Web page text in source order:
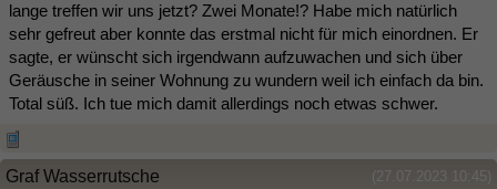
lange treffen wir uns jetzt? Zwei Monate!? Habe mich natürlich
sehr gefreut aber konnte das erstmal nicht für mich einordnen. Er
sagte, er wünscht sich irgendwann aufzuwachen und sich über
Geräusche in seiner Wohnung zu wundern weil ich einfach da bin.
Total süß. Ich tue mich damit allerdings noch etwas schwer.
(27.07.2023 10:45)
Graf Wasserrutsche